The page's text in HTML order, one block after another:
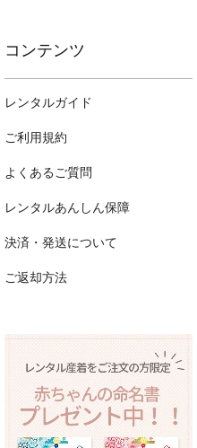
コンテンツ
レンタルガイド
ご利用規約
よくあるご質問
レンタルあんしん保障
決済・発送について
ご返却方法